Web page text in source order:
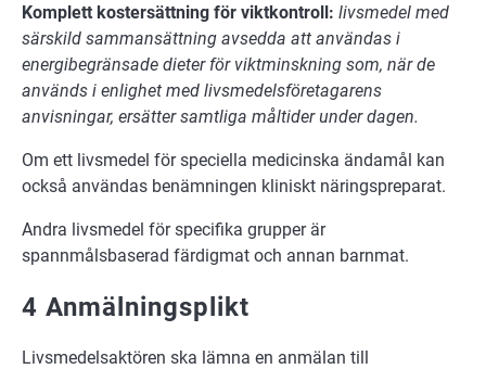
Komplett kostersättning för viktkontroll: livsmedel med
särskild sammansättning avsedda att användas i
energibegränsade dieter för viktminskning som, när de
används i enlighet med livsmedelsföretagarens
anvisningar, ersätter samtliga måltider under dagen.
Om ett livsmedel för speciella medicinska ändamål kan
också användas benämningen kliniskt näringspreparat.
Andra livsmedel för specifika grupper är
spannmålsbaserad färdigmat och annan barnmat.
4 Anmälningsplikt
Livsmedelsaktören ska lämna en anmälan till